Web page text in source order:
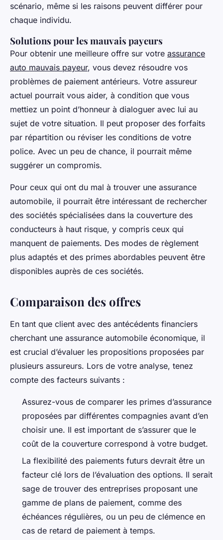
scénario, même si les raisons peuvent différer pour
chaque individu.
Solutions pour les mauvais payeurs
Pour obtenir une meilleure offre sur votre assurance
auto mauvais payeur, vous devez résoudre vos
problèmes de paiement antérieurs. Votre assureur
actuel pourrait vous aider, à condition que vous
mettiez un point d’honneur à dialoguer avec lui au
sujet de votre situation. Il peut proposer des forfaits
par répartition ou réviser les conditions de votre
police. Avec un peu de chance, il pourrait même
suggérer un compromis.
Pour ceux qui ont du mal à trouver une assurance
automobile, il pourrait être intéressant de rechercher
des sociétés spécialisées dans la couverture des
conducteurs à haut risque, y compris ceux qui
manquent de paiements. Des modes de règlement
plus adaptés et des primes abordables peuvent être
disponibles auprès de ces sociétés.
Comparaison des offres
En tant que client avec des antécédents financiers
cherchant une assurance automobile économique, il
est crucial d’évaluer les propositions proposées par
plusieurs assureurs. Lors de votre analyse, tenez
compte des facteurs suivants :
Assurez-vous de comparer les primes d’assurance
proposées par différentes compagnies avant d’en
choisir une. Il est important de s’assurer que le
coût de la couverture correspond à votre budget.
La flexibilité des paiements futurs devrait être un
facteur clé lors de l’évaluation des options. Il serait
sage de trouver des entreprises proposant une
gamme de plans de paiement, comme des
échéances régulières, ou un peu de clémence en
cas de retard de paiement à temps.